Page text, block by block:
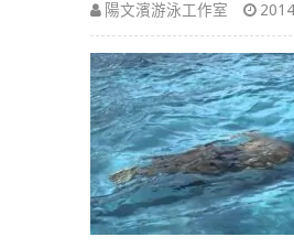
陽文濱游泳工作室